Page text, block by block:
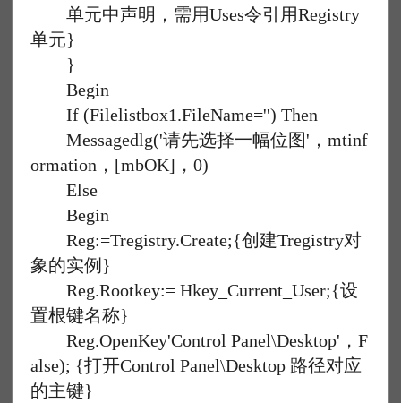
单元中声明，需用Uses令引用Registry
单元}
}
Begin
If (Filelistbox1.FileName='') Then
Messagedlg('请先选择一幅位图'，mtinf
ormation，[mbOK]，0)
Else
Begin
Reg:=Tregistry.Create;{创建Tregistry对
象的实例}
Reg.Rootkey:= Hkey_Current_User;{设
置根键名称}
Reg.OpenKey'Control Panel\Desktop'，F
alse); {打开Control Panel\Desktop 路径对应
的主键}